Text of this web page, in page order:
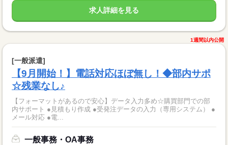
求人詳細を見る
1週間以内公開
[一般派遣]
【9月開始！】電話対応ほぼ無し！◆部内サポ
☆残業なし♪
【フォーマットがあるので安心】データ入力多め☆購買部門での部
内サポート ●見積もり作成 ●受発注データの入力（専用システム） ●
メール対応 ●電...
一般事務・OA事務